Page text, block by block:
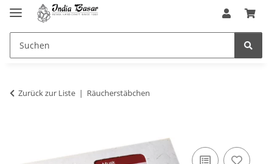
Zurück zur Liste Räucherstäbchen